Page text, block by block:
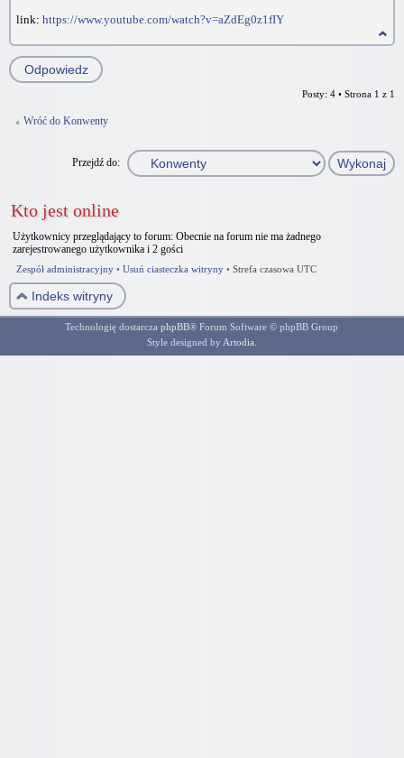
link: https://www.youtube.com/watch?v=aZdEg0z1fIY
Odpowiedz
Posty: 4 • Strona 1 z 1
Wróć do Konwenty
Przejdź do:
Kto jest online
Użytkownicy przeglądający to forum: Obecnie na forum nie ma żadnego
zarejestrowanego użytkownika i 2 gości
Zespół administracyjny • Usuń ciasteczka witryny • Strefa czasowa UTC
Indeks witryny
Technologię dostarczaphpBB® Forum Software © phpBB Group
Style designed by Artodia